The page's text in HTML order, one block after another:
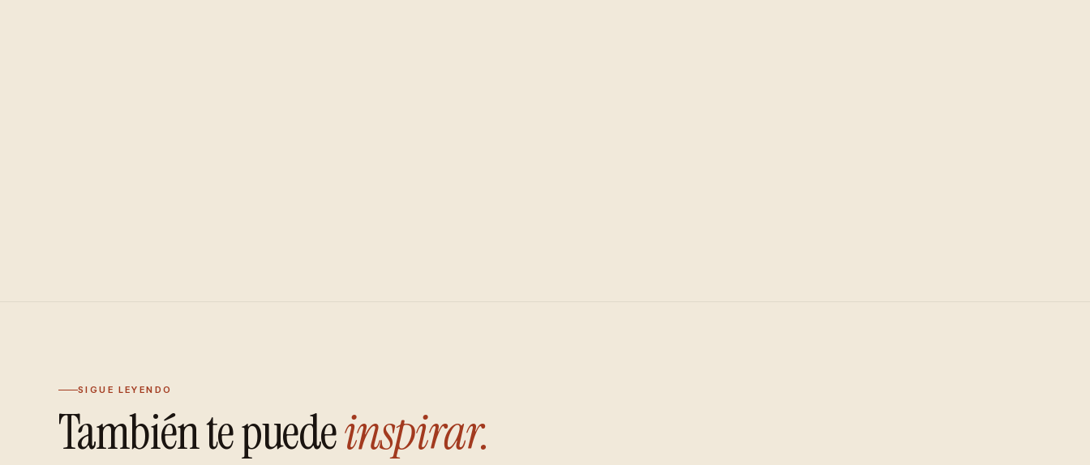
SIGUE LEYENDO
También te puedeinspirar.